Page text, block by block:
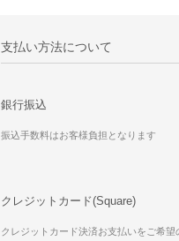
支払い方法について
銀行振込
振込手数料はお客様負担となります
クレジットカード(Square)
クレジットカード決済お支払いをご希望